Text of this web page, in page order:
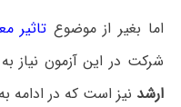
اما بغیر از موضوع تاثیر
شرکت در این آزمون نیاز
ارشد نیز است که در ادامه